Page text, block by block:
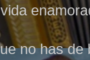
no has de